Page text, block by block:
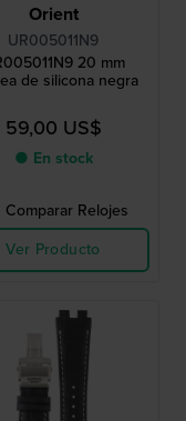
Orient
UR005011N9
20 mm
de silicona negra
59,00 US$
● En stock
Comparar Relojes
Ver Producto